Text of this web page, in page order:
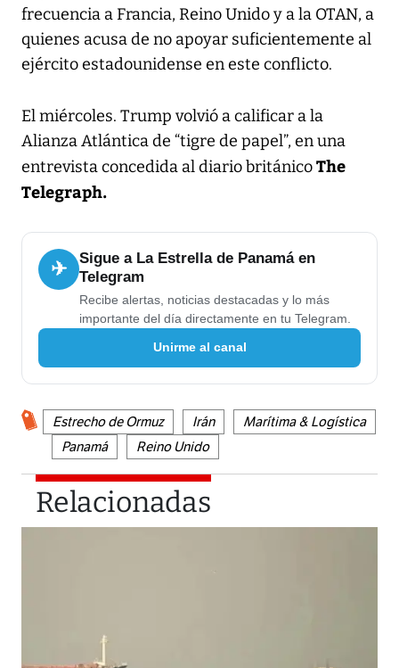
frecuencia a Francia, Reino Unido y a la OTAN, a
quienes acusa de no apoyar suficientemente al
ejército estadounidense en este conflicto.
El miércoles. Trump volvió a calificar a la
Alianza Atlántica de “tigre de papel”, en una
entrevista concedida al diario británicoThe
Telegraph.
✈
Sigue a La Estrella de Panamá en
Telegram
Recibe alertas, noticias destacadas y lo más
importante del día directamente en tu Telegram.
Unirme al canal
Estrecho de Ormuz Irán
Marítima & Logística
Panamá
Reino Unido
Relacionadas